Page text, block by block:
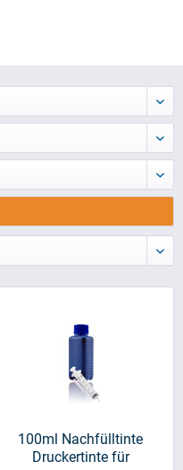
100ml Nachfülltinte
Druckertinte für